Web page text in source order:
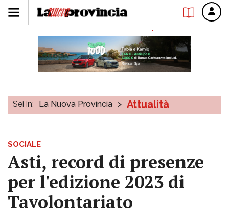
Sei in: La Nuova Provincia > Attualità
SOCIALE
Asti, record di presenze
per l'edizione 2023 di
Tavolontariato